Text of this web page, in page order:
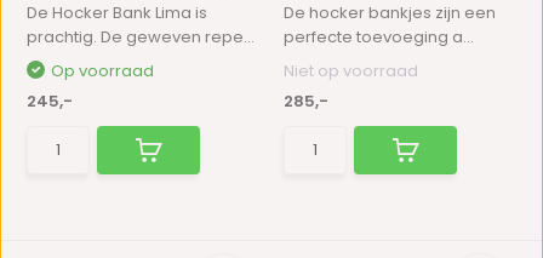
De Hocker Bank Lima is
prachtig. De geweven repe...
Op voorraad
245,-
De hocker bankjes zijn een
perfecte toevoeging a...
Niet op voorraad
285,-